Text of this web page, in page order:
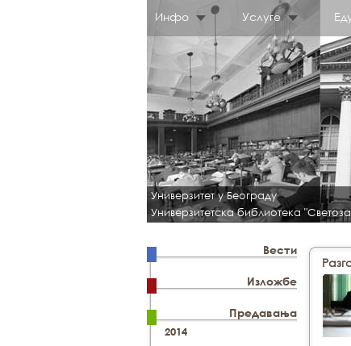
Инфо Услуге
Универзитет у Београду
Универзитетска библиотека
Вести
Изложбе
Предавања
2014